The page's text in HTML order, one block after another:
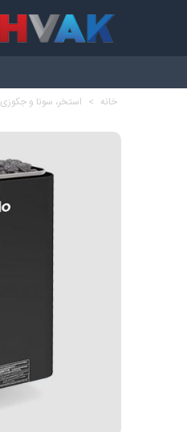
خانه > استخر، سونا و جکوزی